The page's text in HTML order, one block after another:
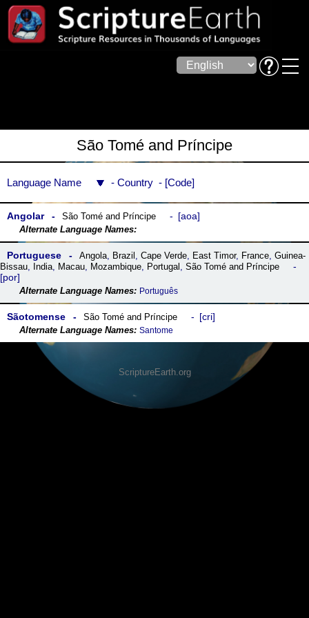
São Tomé and Príncipe
Language Name Country Code
Angolar São Tomé and Príncipe aoa
Portuguese Angola, Brazil , Cape Verde, East Timor, France, Guinea-
Bissau, India, Macau, Mozambique, Portugal , São Tomé and Príncipe
por
Português
Sãotomense São Tomé and Príncipe cri
Santome
ScriptureEarth.org